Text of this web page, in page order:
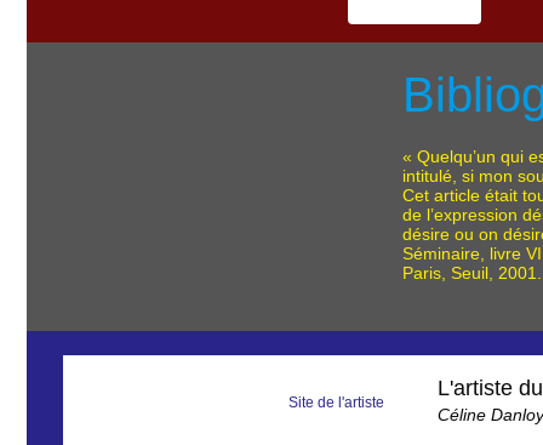
« Quelqu’un qui
intitulé, si mon
Cet article était
de l’expression
désire ou on
Séminaire, livre
Paris, Seuil,
Site de l'artiste
L'artiste
Céline